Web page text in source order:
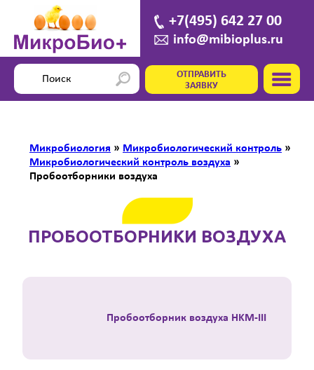
+7(495) 642 27 00
info@mibioplus.ru
ОТПРАВИТЬ
ЗАЯВКУ
Микробиология » Микробиологический контроль »
Микробиологический контроль воздуха »
Пробоотборники воздуха
ПРОБООТБОРНИКИ ВОЗДУХА
Пробоотборник воздуха HKM-III